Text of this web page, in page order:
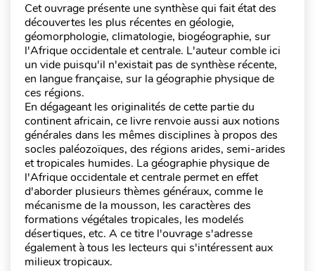
Cet ouvrage présente une synthèse qui fait état des
découvertes les plus récentes en géologie,
géomorphologie, climatologie, biogéographie, sur
l'Afrique occidentale et centrale. L'auteur comble ici
un vide puisqu'il n'existait pas de synthèse récente,
en langue française, sur la géographie physique de
ces régions.
En dégageant les originalités de cette partie du
continent africain, ce livre renvoie aussi aux notions
générales dans les mêmes disciplines à propos des
socles paléozoïques, des régions arides, semi-arides
et tropicales humides. La géographie physique de
l'Afrique occidentale et centrale permet en effet
d'aborder plusieurs thèmes généraux, comme le
mécanisme de la mousson, les caractères des
formations végétales tropicales, les modelés
désertiques, etc. A ce titre l'ouvrage s'adresse
également à tous les lecteurs qui s'intéressent aux
milieux tropicaux.